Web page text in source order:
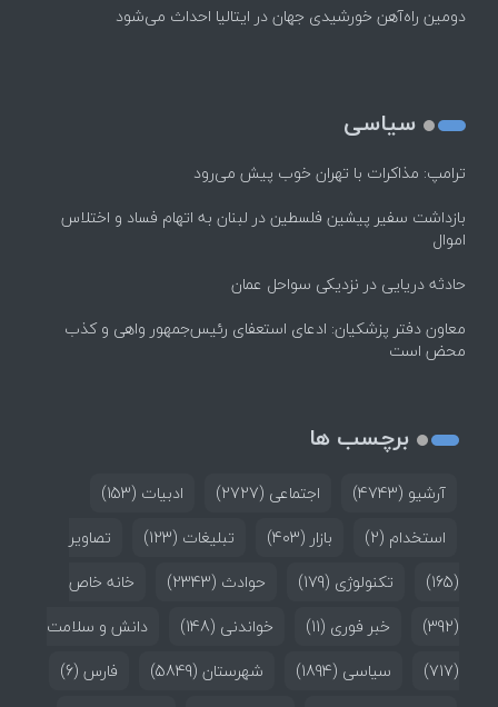
دومین راه‌آهن خورشیدی جهان در ایتالیا احداث می‌شود
سیاسی
ترامپ: مذاکرات با تهران خوب پیش می‌رود
بازداشت سفیر پیشین فلسطین در لبنان به اتهام فساد و اختلاس
اموال
حادثه دریایی در نزدیکی سواحل عمان
معاون دفتر پزشکیان: ادعای استعفای رئیس‌جمهور واهی و کذب
محض است
برچسب ها
آرشیو (4743) اجتماعی (2727) ادبیات (153)
استخدام (2) بازار (403) تبلیغات (123)
تصاویر
(165)
تکنولوژی (179) حوادث (2343)
خانه خاص
(392)
خبر فوری (11) خواندنی (148)
دانش و سلامت
(717)
سیاسی (1894) شهرستان (5849) فارس (6)